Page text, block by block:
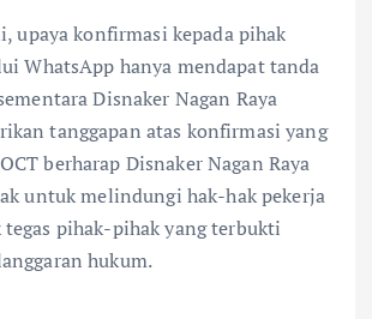
upaya konfirmasi kepada pihak
WhatsApp hanya mendapat tanda
Disnaker Nagan Raya
tanggapan atas konfirmasi yang
berharap Disnaker Nagan Raya
untuk melindungi hak-hak pekerja
pihak-pihak yang terbukti
hukum.